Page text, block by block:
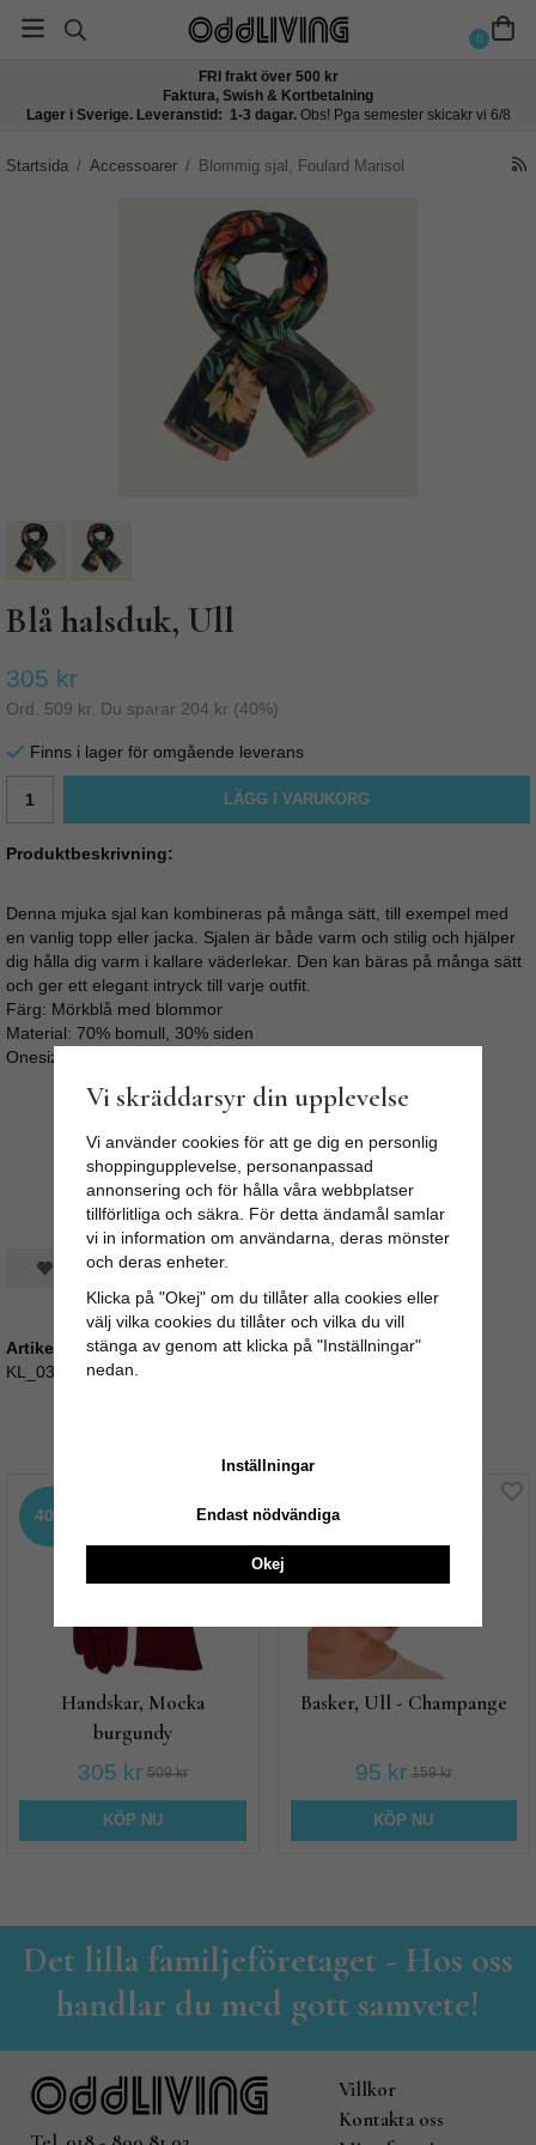
0
FRI frakt över 500 kr
Faktura, Swish & Kortbetalning
Lager i Sverige. Leveranstid: 1-3 dagar. Obs! Pga semester skicakr vi 6/8
Startsida / Accessoarer / Blommig sjal, Foulard Marisol
Blå halsduk, Ull
305 kr
Ord. 509 kr . Du sparar 204 kr (40%)
Finns i lager för omgående leverans
LÄGG I VARUKORG
Produktbeskrivning:
Denna mjuka sjal kan kombineras på många sätt, till exempel med
en vanlig topp eller jacka. Sjalen är både varm och stilig och hjälper
dig hålla dig varm i kallare väderlekar. Den kan bäras på många sätt
och ger ett elegant intryck till varje outfit.
Färg: Mörkblå med blommor
Material: 70% bomull, 30% siden
Onesize: Längd 275 Tot bredd: 95 cm
Spara som favorit
Artikelnummer:
KL_03100-455
40%
Handskar, Mocka
burgundy
305 kr 509 kr
KÖP NU
40%
Basker, Ull - Champange
95 kr 159 kr
KÖP NU
Det lilla familjeföretaget - Hos oss
handlar du med gott samvete!
Villkor
Kontakta oss
Vi skräddarsyr din upplevelse
Vi använder cookies för att ge dig en personlig
shoppingupplevelse, personanpassad
annonsering och för hålla våra webbplatser
tillförlitliga och säkra. För detta ändamål samlar
vi in information om användarna, deras mönster
och deras enheter.
Klicka på "Okej" om du tillåter alla cookies eller
välj vilka cookies du tillåter och vilka du vill
stänga av genom att klicka på "Inställningar"
nedan.
Inställningar
Endast nödvändiga
Okej